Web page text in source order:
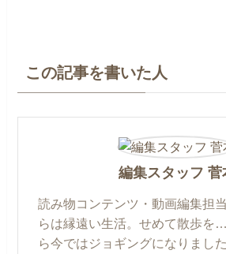
この記事を書いた人
編集スタッフ 菅
読み物コンテンツ・動画編集担
らは縁遠い生活。せめて散歩を
ら今ではジョギングになりまし